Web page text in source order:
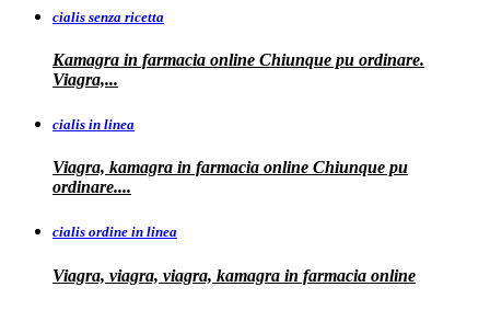
cialis senza ricetta
Kamagra in farmacia online Chiunque pu ordinare.
Viagra,...
cialis in linea
Viagra, kamagra in farmacia online Chiunque pu
ordinare....
cialis ordine in linea
Viagra, viagra, viagra, kamagra in farmacia online